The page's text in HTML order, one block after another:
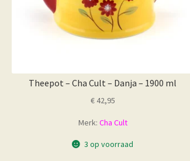
Theepot – Cha Cult – Danja – 1900 ml
€42,95
Merk: Cha Cult
3 op voorraad